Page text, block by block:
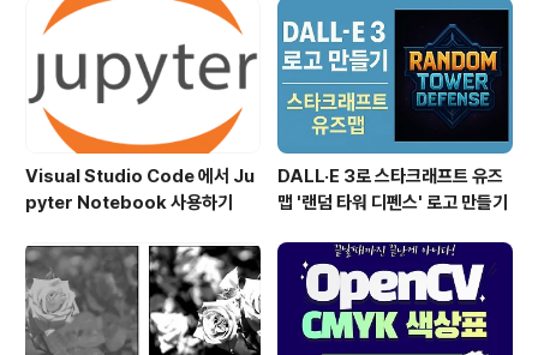
Visual Studio Code 에서 Ju
pyter Notebook 사용하기
DALL·E 3로 스타크래프트 유즈
맵 '랜덤 타워 디펜스' 로고 만들기